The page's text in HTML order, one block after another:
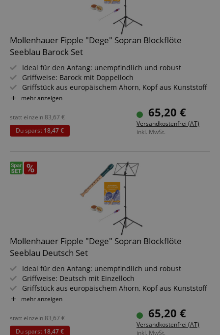
Mollenhauer Fipple "Dege" Sopran Blockflöte
Seeblau Barock Set
Ideal für den Anfang: unempfindlich und robust
Griffweise: Barock mit Doppelloch
Griffstück aus europäischem Ahorn, Kopf aus Kunststoff
Tonumfang: c2 - d4
Mit Etui, Wischerstab, Grifftabelle, Fipple-Story, -Song & -
Game
Sparset inklusive Flötenschule, Notenständer,
mehr anzeigen
65,20 €
Versandkostenfrei (AT)
inkl. MwSt.
statt einzeln83,67 €
Du sparst 18,47 €
Mollenhauer Fipple "Dege" Sopran Blockflöte
Seeblau Deutsch Set
Ideal für den Anfang: unempfindlich und robust
Griffweise: Deutsch mit Einzelloch
Griffstück aus europäischem Ahorn, Kopf aus Kunststoff
Tonumfang: c2 - d4
Mit Etui, Wischerstab, Grifftabelle, Fipple-Story, -Song & -
Game
mehr anzeigen
65,20 €
Versandkostenfrei (AT)
inkl. MwSt.
statt einzeln83,67 €
Du sparst 18,47 €